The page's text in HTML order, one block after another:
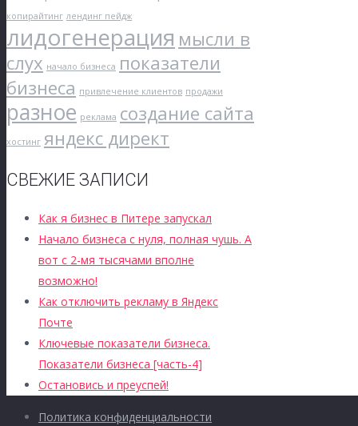
копирайтинг лендинг пейдж
лидогенерация мысли в
слух начало бизнеса показатели
бизнеса привлечение клиентов продажи
разное реклама создание сайта
хостинг яндекс директ
СВЕЖИЕ ЗАПИСИ
Как я бизнес в Питере запускал
Начало бизнеса с нуля, полная чушь. А
вот с 2-мя тысячами вполне
возможно!
Как отключить рекламу в Яндекс
Почте
Ключевые показатели бизнеса.
Показатели бизнеса [часть-4]
Остановись и преуспей!
Политика конфиденциальности